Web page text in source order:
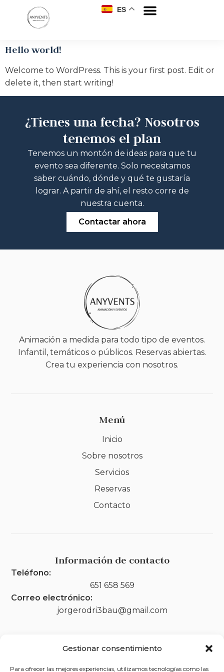
Gestionar consentimiento
Para ofrecer las mejores experiencias, utilizamos tecnologías como las
ES
Hello world!
Welcome to WordPress. This is your first post. Edit or
delete it, then start writing!
¿Tienes una fecha? Nosotros
tenemos el plan
Tenemos un montón de ideas para que tu
evento sea diferente. Solo necesitamos
saber cuándo, dónde y qué te gustaría
lograr. A partir de ahí, el resto corre de
nuestra cuenta.
Contactar ahora
Animación a medida para todo tipo de eventos.
Infantil, temáticos o públicos. Reservas abiertas.
Crea tu experiencia con nosotros.
Menú
Inicio
Sobre nosotros
Servicios
Reservas
Contacto
Información de contacto
Teléfono:
651 658 569
Correo electrónico:
jorgerodri3bau@gmail.com